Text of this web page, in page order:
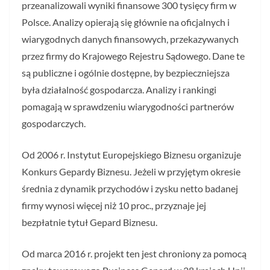
przeanalizowali wyniki finansowe 300 tysięcy firm w
Polsce. Analizy opierają się głównie na oficjalnych i
wiarygodnych danych finansowych, przekazywanych
przez firmy do Krajowego Rejestru Sądowego. Dane te
są publiczne i ogólnie dostępne, by bezpieczniejsza
była działalność gospodarcza. Analizy i rankingi
pomagają w sprawdzeniu wiarygodności partnerów
gospodarczych.
Od 2006 r. Instytut Europejskiego Biznesu organizuje
Konkurs Gepardy Biznesu. Jeżeli w przyjętym okresie
średnia z dynamik przychodów i zysku netto badanej
firmy wynosi więcej niż 10 proc., przyznaje jej
bezpłatnie tytuł Gepard Biznesu.
Od marca 2016 r. projekt ten jest chroniony za pomocą